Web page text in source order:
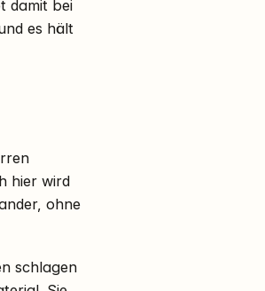
damit bei
es hält
hier wird
ohne
schlagen